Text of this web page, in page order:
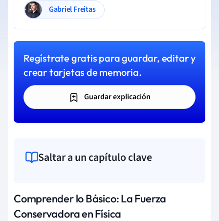
Gabriel Freitas
Regístrate gratis para guardar, editar y
crear tarjetas de memoria.
Guardar explicación
Saltar a un capítulo clave
Comprender lo Básico: La Fuerza
Conservadora en Física